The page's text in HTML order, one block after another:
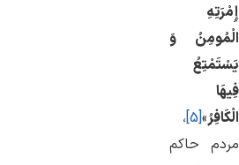
إِمْرَتِهِ
الْمُومِنُ وَ
يَسْتَمْتِعُ
فِيهَا
الْكَافِرُ»
[5]
،
مردم حاكم